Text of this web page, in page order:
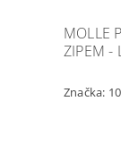
MOLLE
ZIPEM -
Značka: